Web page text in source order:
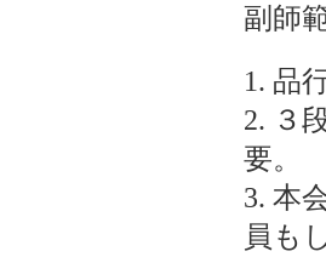
副師
品
３
要。
本
員も